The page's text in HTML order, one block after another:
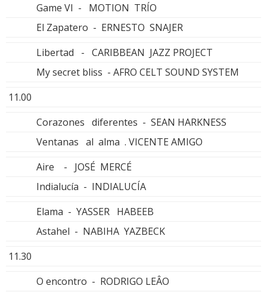
Game VI - MOTION TRÍO
El Zapatero - ERNESTO SNAJER
Libertad - CARIBBEAN JAZZ PROJECT
My secret bliss - AFRO CELT SOUND SYSTEM
11.00
Corazones diferentes - SEAN HARKNESS
Ventanas al alma . VICENTE AMIGO
Aire - JOSÉ MERCÉ
Indialucía - INDIALUCÍA
Elama - YASSER HABEEB
Astahel - NABIHA YAZBECK
11.30
O encontro - RODRIGO LEÂO